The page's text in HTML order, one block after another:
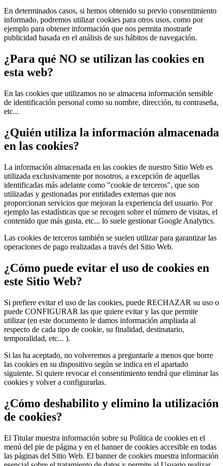
En determinados casos, si hemos obtenido su previo consentimiento
informado, podremos utilizar cookies para otros usos, como por
ejemplo para obtener información que nos permita mostrarle
publicidad basada en el análisis de sus hábitos de navegación.
¿Para qué NO se utilizan las cookies en
esta web?
En las cookies que utilizamos no se almacena información sensible
de identificación personal como su nombre, dirección, tu contraseña,
etc...
¿Quién utiliza la información almacenada
en las cookies?
La información almacenada en las cookies de nuestro Sitio Web es
utilizada exclusivamente por nosotros, a excepción de aquellas
identificadas más adelante como "cookie de terceros", que son
utilizadas y gestionadas por entidades externas que nos
proporcionan servicios que mejoran la experiencia del usuario. Por
ejemplo las estadísticas que se recogen sobre el número de visitas, el
contenido que más gusta, etc... lo suele gestionar Google Analytics.
Las cookies de terceros también se suelen utilizar para garantizar las
operaciones de pago realizadas a través del Sitio Web.
¿Cómo puede evitar el uso de cookies en
este Sitio Web?
Si prefiere evitar el uso de las cookies, puede RECHAZAR su uso o
puede CONFIGURAR las que quiere evitar y las que permite
utilizar (en este documento le damos información ampliada al
respecto de cada tipo de cookie, su finalidad, destinatario,
temporalidad, etc... ).
Si las ha aceptado, no volveremos a preguntarle a menos que borre
las cookies en su dispositivo según se indica en el apartado
siguiente. Si quiere revocar el consentimiento tendrá que eliminar las
cookies y volver a configurarlas.
¿Cómo deshabilito y elimino la utilización
de cookies?
El Titular muestra información sobre su Política de cookies en el
menú del pie de página y en el banner de cookies accesible en todas
las páginas del Sitio Web. El banner de cookies muestra información